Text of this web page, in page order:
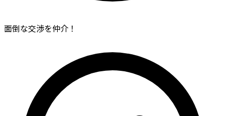
面倒な交渉を仲介！